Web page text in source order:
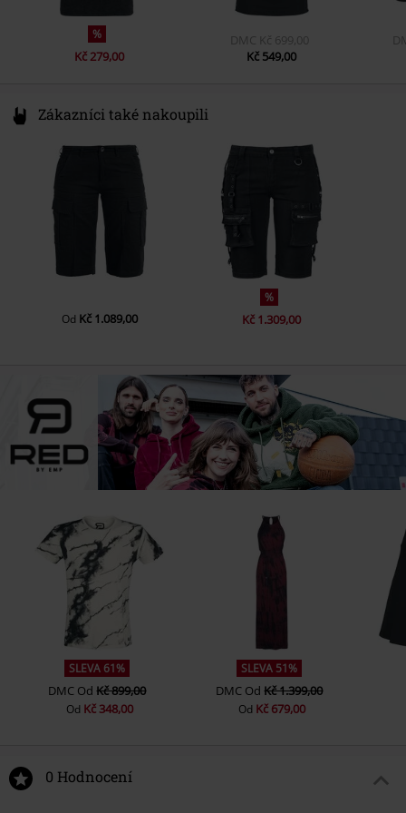
%
Kč 279,00
DMC Kč 699,00
Kč 549,00
Zákazníci také nakoupili
Od Kč 1.089,00
%
Kč 1.309,00
SLEVA 61%
DMC OdKč 899,00
Od Kč 348,00
SLEVA 51%
DMC OdKč 1.399,00
Od Kč 679,00
0 Hodnocení